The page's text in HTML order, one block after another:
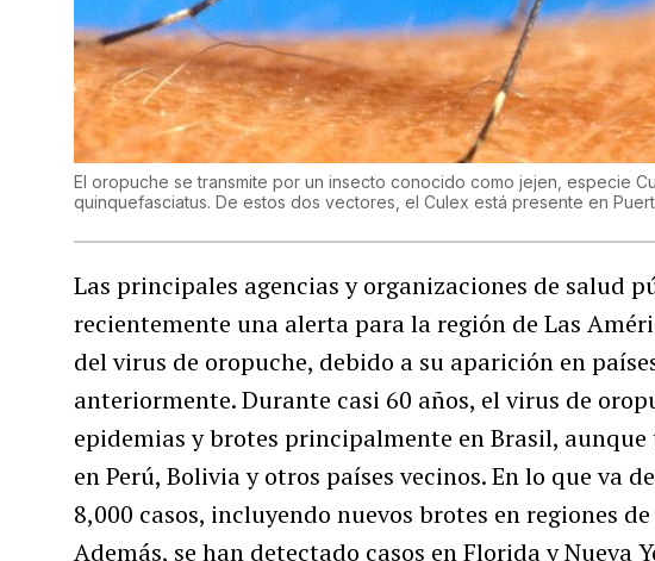
El oropuche se transmite por un insecto conocido como jejen, especie
quinquefasciatus. De estos dos vectores, el Culex está presente en
Las principales agencias y organizaciones de salud
recientemente una alerta para la región de Las
del virus de oropuche, debido a su aparición en
anteriormente. Durante casi 60 años, el virus de
epidemias y brotes principalmente en Brasil,
en Perú, Bolivia y otros países vecinos. En lo que va
8,000 casos, incluyendo nuevos brotes en regiones
Además, se han detectado casos en Florida y Nueva